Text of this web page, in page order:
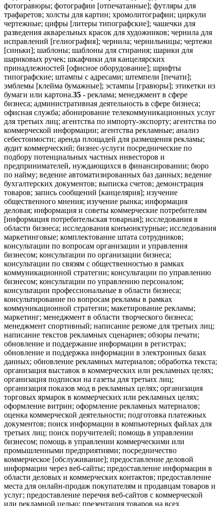
35 - реклама; менеджмент в сфере
бизнеса; административная деятельность в сфере бизнеса;
офисная служба; абонирование телекоммуникационных услуг
для третьих лиц; агентства по импорту-экспорту; агентства по
коммерческой информации; агентства рекламные; анализ
себестоимости; аренда площадей для размещения рекламы;
аудит коммерческий; бизнес-услуги посреднические по
подбору потенциальных частных инвесторов и
предпринимателей, нуждающихся в финансировании; бюро
по найму; ведение автоматизированных баз данных; ведение
бухгалтерских документов; выписка счетов; демонстрация
товаров; запись сообщений [канцелярия]; изучение
общественного мнения; изучение рынка; информация
деловая; информация и советы коммерческие потребителям
[информация потребительская товарная]; исследования в
области бизнеса; исследования конъюнктурные; исследования
маркетинговые; комплектование штата сотрудников;
консультации по вопросам организации и управления
бизнесом; консультации по организации бизнеса;
консультации по связям с общественностью в рамках
коммуникационной стратегии; консультации по управлению
бизнесом; консультации по управлению персоналом;
консультации профессиональные в области бизнеса;
консультирование по вопросам рекламы в рамках
коммуникационной стратегии; макетирование рекламы;
маркетинг; менеджмент в области творческого бизнеса;
менеджмент спортивный; написание резюме для третьих лиц;
написание текстов рекламных сценариев; обзоры печати;
обновление и поддержание информации в регистрах;
обновление и поддержка информации в электронных базах
данных; обновление рекламных материалов; обработка текста;
организация выставок в коммерческих или рекламных целях;
организация подписки на газеты для третьих лиц;
организация показов мод в рекламных целях; организация
торговых ярмарок в коммерческих или рекламных целях;
оформление витрин; оформление рекламных материалов;
оценка коммерческой деятельности; подготовка платежных
документов; поиск информации в компьютерных файлах для
третьих лиц; поиск поручителей; помощь в управлении
бизнесом; помощь в управлении коммерческими или
промышленными предприятиями; посредничество
коммерческое [обслуживание]; предоставление деловой
информации через веб-сайты; предоставление информации в
области деловых и коммерческих контактов; предоставление
места для онлайн-продаж покупателям и продавцам товаров и
услуг; предоставление перечня веб-сайтов с коммерческой
или рекламной целью; презентация товаров на всех